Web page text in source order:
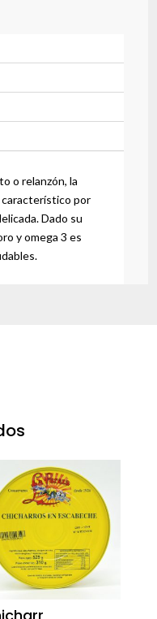
o relanzón, la
característico por
Dado su
y omega 3 es